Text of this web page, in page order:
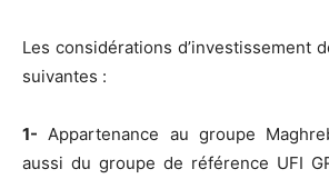
Les considérations d’investissement
suivantes :
1- Appartenance au groupe
aussi du groupe de référence UFI